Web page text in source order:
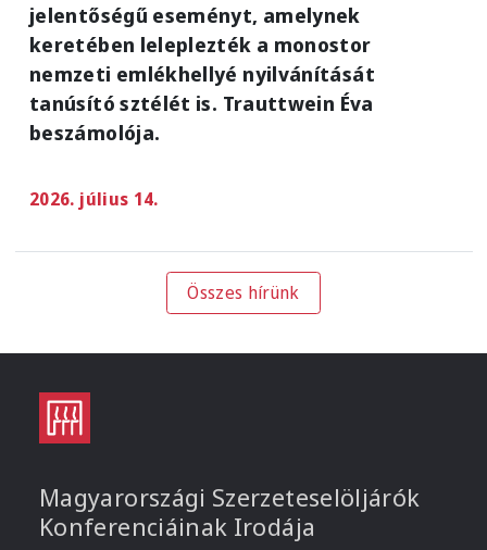
jelentőségű eseményt, amelynek
keretében leleplezték a monostor
nemzeti emlékhellyé nyilvánítását
tanúsító sztélét is. Trauttwein Éva
beszámolója.
2026. július 14.
Összes hírünk
Magyarországi Szerzeteselöljárók
Konferenciáinak Irodája